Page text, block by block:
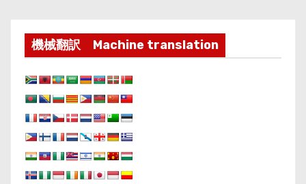
機械翻訳 Machine translation